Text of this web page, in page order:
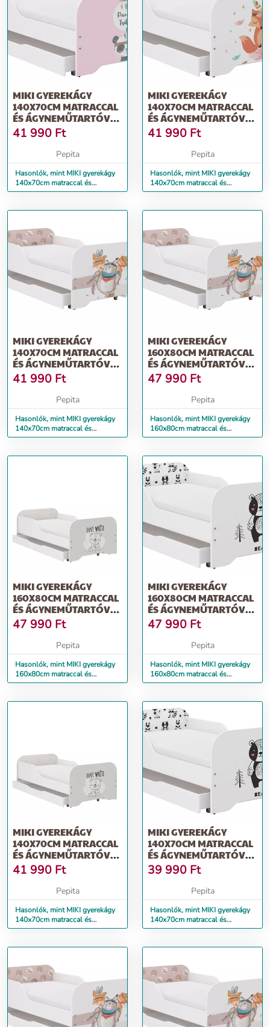
MIKI GYEREKÁGY
140X70CM MATRACCAL
ÉS ÁGYNEMŰTARTÓVAL
- BOHO PANDA
41 990 Ft
Pepita
Hasonlók, mint MIKI gyerekágy
140x70cm matraccal és
ágyneműtartóval - boho panda
MIKI GYEREKÁGY
140X70CM MATRACCAL
ÉS ÁGYNEMŰTARTÓVAL
- BOHO RÓKA
41 990 Ft
Pepita
Hasonlók, mint MIKI gyerekágy
140x70cm matraccal és
ágyneműtartóval - boho róka
MIKI GYEREKÁGY
140X70CM MATRACCAL
ÉS ÁGYNEMŰTARTÓVAL
- MACI
41 990 Ft
Pepita
Hasonlók, mint MIKI gyerekágy
140x70cm matraccal és
ágyneműtartóval - maci
MIKI GYEREKÁGY
160X80CM MATRACCAL
ÉS ÁGYNEMŰTARTÓVAL
- MACI
47 990 Ft
Pepita
Hasonlók, mint MIKI gyerekágy
160x80cm matraccal és
ágyneműtartóval - maci
MIKI GYEREKÁGY
160X80CM MATRACCAL
ÉS ÁGYNEMŰTARTÓVAL
- FEHÉR MACI
47 990 Ft
Pepita
Hasonlók, mint MIKI gyerekágy
160x80cm matraccal és
ágyneműtartóval - fehér maci
MIKI GYEREKÁGY
160X80CM MATRACCAL
ÉS ÁGYNEMŰTARTÓVAL
- ERDEI MACI
47 990 Ft
Pepita
Hasonlók, mint MIKI gyerekágy
160x80cm matraccal és
ágyneműtartóval - erdei maci
MIKI GYEREKÁGY
140X70CM MATRACCAL
ÉS ÁGYNEMŰTARTÓVAL
- FEHÉR MACI
41 990 Ft
Pepita
Hasonlók, mint MIKI gyerekágy
140x70cm matraccal és
ágyneműtartóval - fehér maci
MIKI GYEREKÁGY
140X70CM MATRACCAL
ÉS ÁGYNEMŰTARTÓVAL
- ERDEI MACI
39 990 Ft
Pepita
Hasonlók, mint MIKI gyerekágy
140x70cm matraccal és
ágyneműtartóval - erdei maci